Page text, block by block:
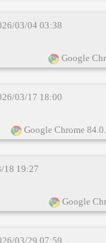
03/04 03:38
Google
03/17 18:00
Google Chrome
18 19:27
Google
03/29 07:59